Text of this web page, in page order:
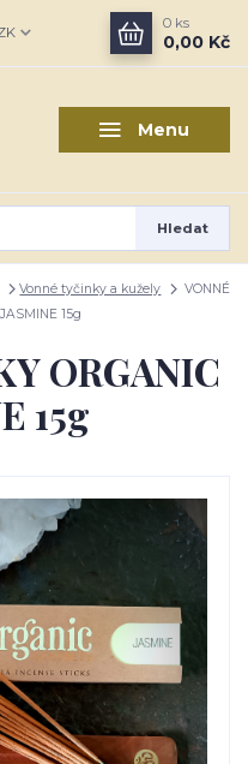
Menu
Hledat
0 ks
0,00 Kč
Vonné tyčinky a kužely
VONNÉ
15g
ORGANIC
15g